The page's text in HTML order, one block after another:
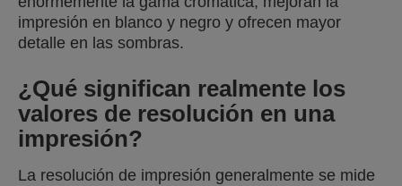
impresión en blanco y negro y ofrecen mayor
detalle en las sombras.
¿Qué significan realmente los
valores de resolución en una
impresión?
La resolución de impresión generalmente se mide